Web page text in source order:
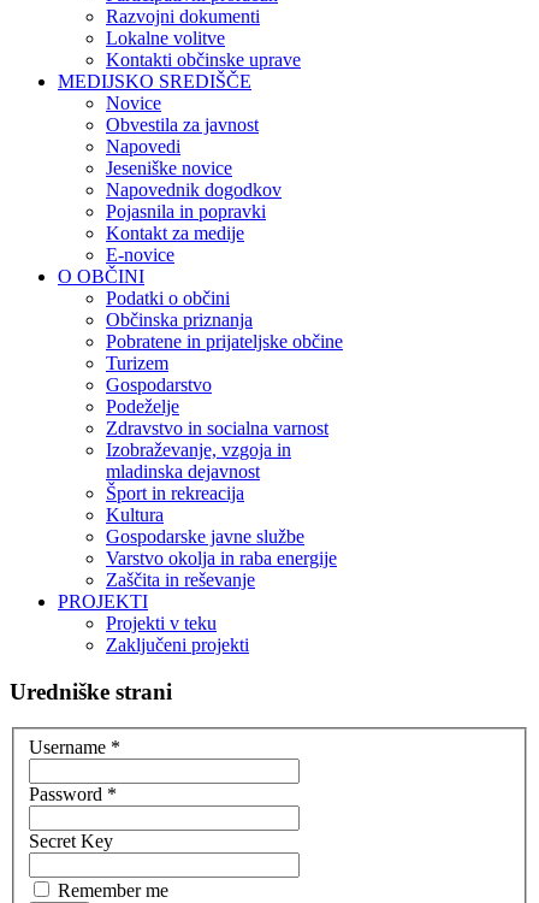
Razvojni dokumenti
Lokalne volitve
Kontakti občinske uprave
MEDIJSKO SREDIŠČE
Novice
Obvestila za javnost
Napovedi
Jeseniške novice
Napovednik dogodkov
Pojasnila in popravki
Kontakt za medije
E-novice
O OBČINI
Podatki o občini
Občinska priznanja
Pobratene in prijateljske občine
Turizem
Gospodarstvo
Podeželje
Zdravstvo in socialna varnost
Izobraževanje, vzgoja in
mladinska dejavnost
Šport in rekreacija
Kultura
Gospodarske javne službe
Varstvo okolja in raba energije
Zaščita in reševanje
PROJEKTI
Projekti v teku
Zaključeni projekti
Uredniške strani
Username *
Password *
Secret Key
Remember me